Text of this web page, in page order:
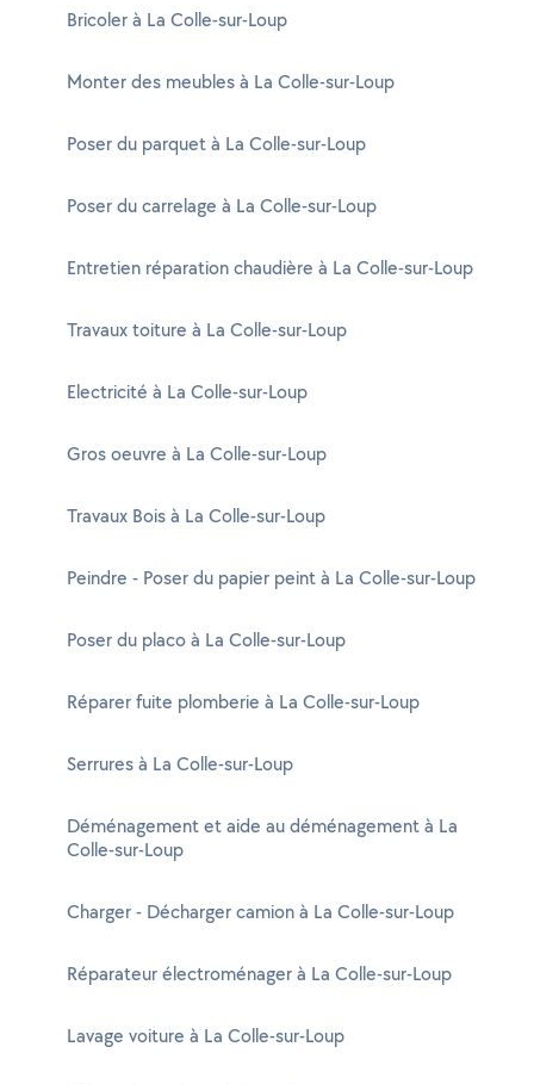
Bricoler à La Colle-sur-Loup
Monter des meubles à La Colle-sur-Loup
Poser du parquet à La Colle-sur-Loup
Poser du carrelage à La Colle-sur-Loup
Entretien réparation chaudière à La Colle-sur-Loup
Travaux toiture à La Colle-sur-Loup
Electricité à La Colle-sur-Loup
Gros oeuvre à La Colle-sur-Loup
Travaux Bois à La Colle-sur-Loup
Peindre - Poser du papier peint à La Colle-sur-Loup
Poser du placo à La Colle-sur-Loup
Réparer fuite plomberie à La Colle-sur-Loup
Serrures à La Colle-sur-Loup
Déménagement et aide au déménagement à La
Colle-sur-Loup
Charger - Décharger camion à La Colle-sur-Loup
Réparateur électroménager à La Colle-sur-Loup
Lavage voiture à La Colle-sur-Loup